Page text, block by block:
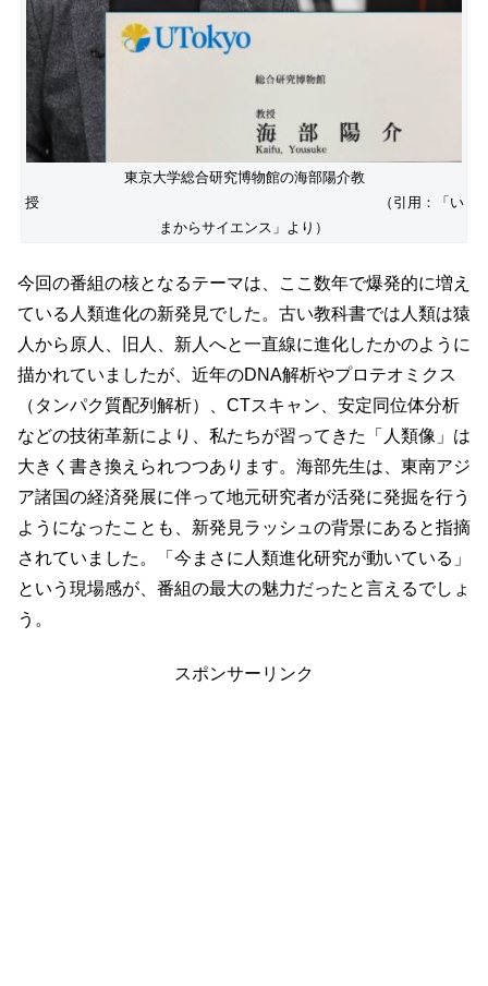
東京大学総合研究博物館の海部陽介教
授 （引用：「い
まからサイエンス」より）
今回の番組の核となるテーマは、ここ数年で爆発的に増え
ている人類進化の新発見でした。古い教科書では人類は猿
人から原人、旧人、新人へと一直線に進化したかのように
描かれていましたが、近年のDNA解析やプロテオミクス
（タンパク質配列解析）、CTスキャン、安定同位体分析
などの技術革新により、私たちが習ってきた「人類像」は
大きく書き換えられつつあります。海部先生は、東南アジ
ア諸国の経済発展に伴って地元研究者が活発に発掘を行う
ようになったことも、新発見ラッシュの背景にあると指摘
されていました。「今まさに人類進化研究が動いている」
という現場感が、番組の最大の魅力だったと言えるでしょ
う。
スポンサーリンク